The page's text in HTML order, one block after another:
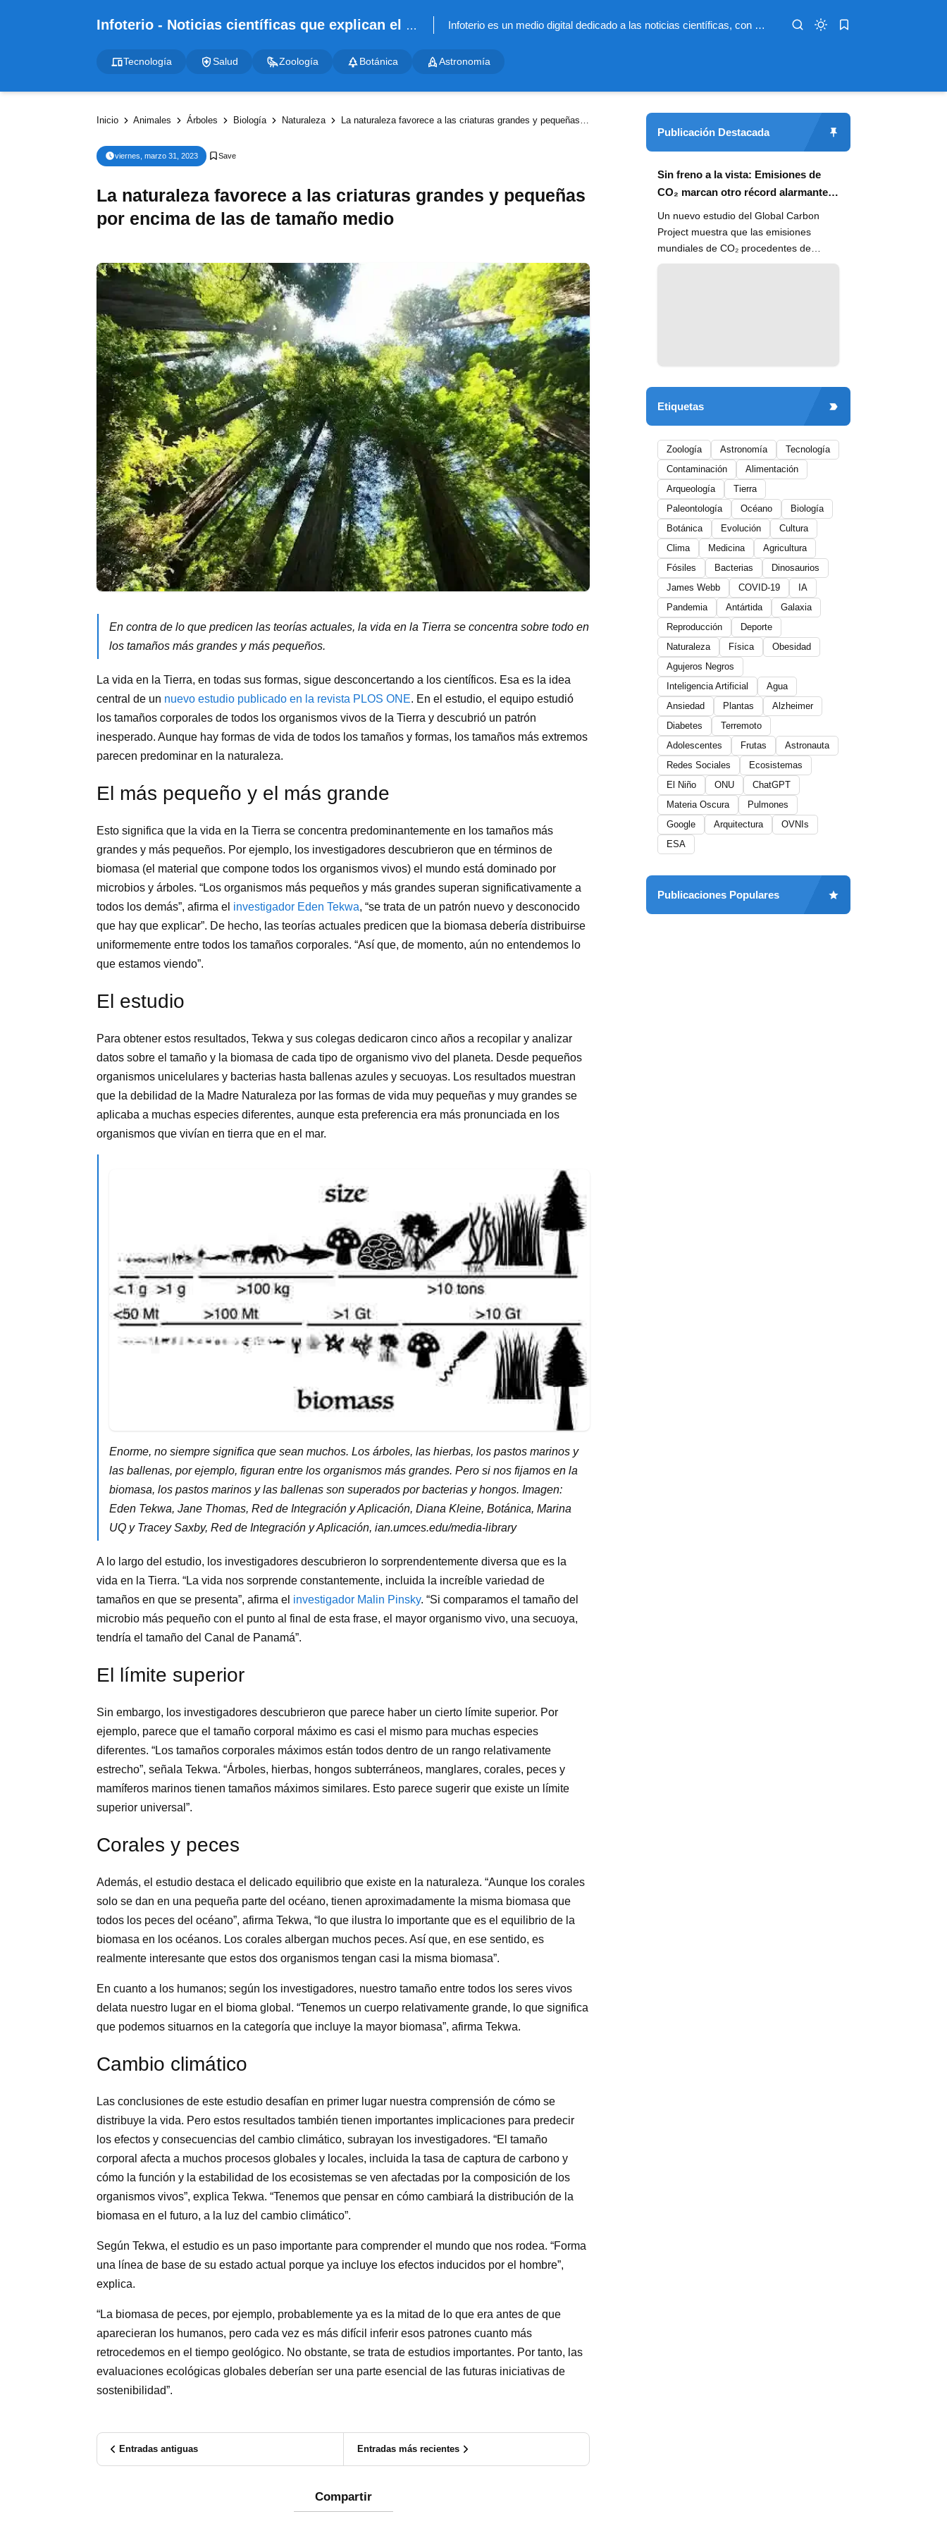
Infoterio - Noticias científicas que explican el mundo Infoterio es un medio digital dedicado a las noticias científicas, con artículos extensos y bien documentados sobre salud, medioambiente, tecnología, espacio, psicología, evolución y más. Nuestro objetivo es hacer accesible el conocimiento científico a lectores de habla hispana en todo el mundo, con información actualizada, fuentes confiables y explicaciones claras que conectan la ciencia con la vida cotidiana.
Tecnología Salud Zoología Botánica Astronomía
Inicio Animales Árboles Biología Naturaleza La naturaleza favorece a las criaturas grandes y pequeñas por encima de las de tamaño medio
viernes, marzo 31, 2023
La naturaleza favorece a las criaturas grandes y pequeñas
por encima de las de tamaño medio
En contra de lo que predicen las teorías actuales, la vida en la Tierra se concentra sobre todo en
los tamaños más grandes y más pequeños.
La vida en la Tierra, en todas sus formas, sigue desconcertando a los científicos. Esa es la idea
central de un nuevo estudio publicado en la revista PLOS ONE. En el estudio, el equipo estudió
los tamaños corporales de todos los organismos vivos de la Tierra y descubrió un patrón
inesperado. Aunque hay formas de vida de todos los tamaños y formas, los tamaños más extremos
parecen predominar en la naturaleza.
El más pequeño y el más grande
Esto significa que la vida en la Tierra se concentra predominantemente en los tamaños más
grandes y más pequeños. Por ejemplo, los investigadores descubrieron que en términos de
biomasa (el material que compone todos los organismos vivos) el mundo está dominado por
microbios y árboles. “Los organismos más pequeños y más grandes superan significativamente a
todos los demás”, afirma el investigador Eden Tekwa, “se trata de un patrón nuevo y desconocido
que hay que explicar”. De hecho, las teorías actuales predicen que la biomasa debería distribuirse
uniformemente entre todos los tamaños corporales. “Así que, de momento, aún no entendemos lo
que estamos viendo”.
El estudio
Para obtener estos resultados, Tekwa y sus colegas dedicaron cinco años a recopilar y analizar
datos sobre el tamaño y la biomasa de cada tipo de organismo vivo del planeta. Desde pequeños
organismos unicelulares y bacterias hasta ballenas azules y secuoyas. Los resultados muestran
que la debilidad de la Madre Naturaleza por las formas de vida muy pequeñas y muy grandes se
aplicaba a muchas especies diferentes, aunque esta preferencia era más pronunciada en los
organismos que vivían en tierra que en el mar.
Enorme, no siempre significa que sean muchos. Los árboles, las hierbas, los pastos marinos y
las ballenas, por ejemplo, figuran entre los organismos más grandes. Pero si nos fijamos en la
biomasa, los pastos marinos y las ballenas son superados por bacterias y hongos. Imagen:
Eden Tekwa, Jane Thomas, Red de Integración y Aplicación, Diana Kleine, Botánica, Marina
UQ y Tracey Saxby, Red de Integración y Aplicación, ian.umces.edu/media-library
A lo largo del estudio, los investigadores descubrieron lo sorprendentemente diversa que es la
vida en la Tierra. “La vida nos sorprende constantemente, incluida la increíble variedad de
tamaños en que se presenta”, afirma el investigador Malin Pinsky. “Si comparamos el tamaño del
microbio más pequeño con el punto al final de esta frase, el mayor organismo vivo, una secuoya,
tendría el tamaño del Canal de Panamá”.
El límite superior
Sin embargo, los investigadores descubrieron que parece haber un cierto límite superior. Por
ejemplo, parece que el tamaño corporal máximo es casi el mismo para muchas especies
diferentes. “Los tamaños corporales máximos están todos dentro de un rango relativamente
estrecho”, señala Tekwa. “Árboles, hierbas, hongos subterráneos, manglares, corales, peces y
mamíferos marinos tienen tamaños máximos similares. Esto parece sugerir que existe un límite
superior universal”.
Corales y peces
Además, el estudio destaca el delicado equilibrio que existe en la naturaleza. “Aunque los corales
solo se dan en una pequeña parte del océano, tienen aproximadamente la misma biomasa que
todos los peces del océano”, afirma Tekwa, “lo que ilustra lo importante que es el equilibrio de la
biomasa en los océanos. Los corales albergan muchos peces. Así que, en ese sentido, es
realmente interesante que estos dos organismos tengan casi la misma biomasa”.
En cuanto a los humanos; según los investigadores, nuestro tamaño entre todos los seres vivos
delata nuestro lugar en el bioma global. “Tenemos un cuerpo relativamente grande, lo que significa
que podemos situarnos en la categoría que incluye la mayor biomasa”, afirma Tekwa.
Cambio climático
Las conclusiones de este estudio desafían en primer lugar nuestra comprensión de cómo se
distribuye la vida. Pero estos resultados también tienen importantes implicaciones para predecir
los efectos y consecuencias del cambio climático, subrayan los investigadores. “El tamaño
corporal afecta a muchos procesos globales y locales, incluida la tasa de captura de carbono y
cómo la función y la estabilidad de los ecosistemas se ven afectadas por la composición de los
organismos vivos”, explica Tekwa. “Tenemos que pensar en cómo cambiará la distribución de la
biomasa en el futuro, a la luz del cambio climático”.
Según Tekwa, el estudio es un paso importante para comprender el mundo que nos rodea. “Forma
una línea de base de su estado actual porque ya incluye los efectos inducidos por el hombre”,
explica.
“La biomasa de peces, por ejemplo, probablemente ya es la mitad de lo que era antes de que
aparecieran los humanos, pero cada vez es más difícil inferir esos patrones cuanto más
retrocedemos en el tiempo geológico. No obstante, se trata de estudios importantes. Por tanto, las
evaluaciones ecológicas globales deberían ser una parte esencial de las futuras iniciativas de
sostenibilidad”.
Entradas antiguas Entradas más recientes
Compartir
Publicación Destacada
Sin freno a la vista: Emisiones de
CO₂ marcan otro récord alarmante
en 2024
Un nuevo estudio del Global Carbon
Project muestra que las emisiones
mundiales de CO₂ procedentes de
combustibles fósiles han alcanzado un
Etiquetas
Zoología Astronomía
Tecnología
Contaminación
Alimentación
Arqueología
Tierra
Paleontología
Océano
Biología
Botánica
Evolución
Cultura
Clima
Medicina
Agricultura
Fósiles
Bacterias
Dinosaurios
James Webb
COVID-19
IA
Pandemia
Antártida
Galaxia
Reproducción
Deporte
Naturaleza
Física
Obesidad
Agujeros Negros
Inteligencia Artificial
Agua
Ansiedad
Plantas
Alzheimer
Diabetes
Terremoto
Adolescentes
Frutas
Astronauta
Redes Sociales
Ecosistemas
El Niño
ONU
ChatGPT
Materia Oscura
Pulmones
Google
Arquitectura
OVNIs
ESA
Publicaciones Populares